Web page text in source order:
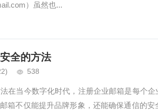
）虽然也...
全的方法
538
在当今数字化时代，注册企业邮箱是每个
箱不仅能提升品牌形象，还能确保通信的